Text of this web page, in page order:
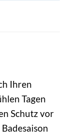
Ihren
Tagen
Schutz vor